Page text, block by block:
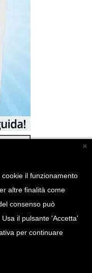
il funzionamento
altre finalità come
consenso può
il pulsante 'Accetta'
per continuare